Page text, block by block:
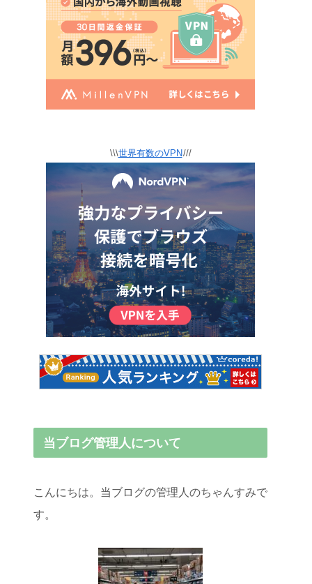
\\\世界有数のVPN///
当ブログ管理人について
こんにちは。当ブログの管理人のちゃんすみで
す。